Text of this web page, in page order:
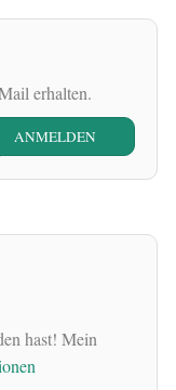
erhalten.
hast! Mein